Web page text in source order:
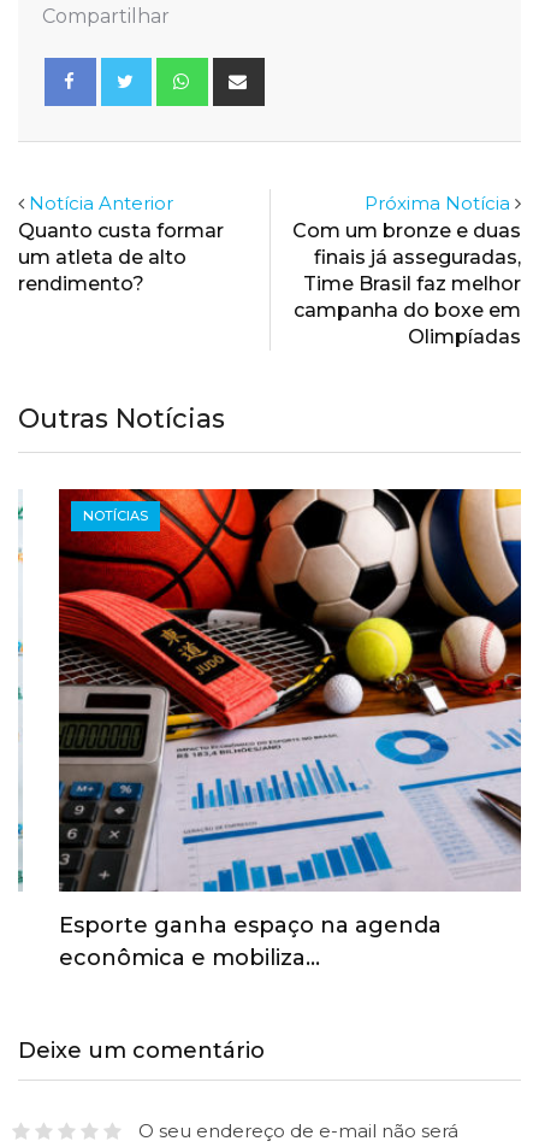
Compartilhar
Whatsapp
Notícia Anterior
Quanto custa formar
um atleta de alto
rendimento?
Próxima Notícia
Com um bronze e duas
finais já asseguradas,
Time Brasil faz melhor
campanha do boxe em
Olimpíadas
Outras Notícias
NOTÍCIAS
Esporte ganha espaço na agenda
econômica e mobiliza…
Deixe um comentário
O seu endereço de e-mail não será